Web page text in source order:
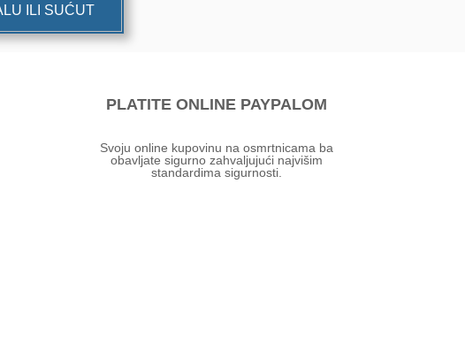
ILI SUĆUT
PLATITE ONLINE PAYPALOM
Svoju online kupovinu na osmrtnicama ba
obavljate sigurno zahvaljujući najvišim
standardima sigurnosti.